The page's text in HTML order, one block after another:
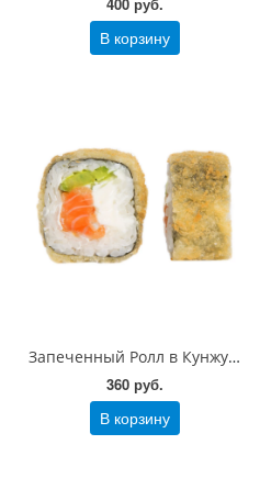
В корзину
Запеченный Ролл в Кунжуте сливочный с лососем 200 гр
360 руб.
В корзину